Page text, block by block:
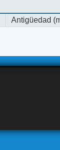
Antigüedad